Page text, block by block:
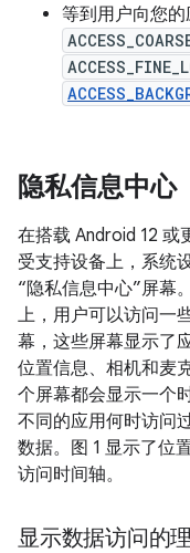
等到用户向您
隐私信息中心
在搭载 Android 12 或
受支持设备上，系统
“隐私信息中心”屏幕
上，用户可以访问一
幕，这些屏幕显示了
位置信息、相机和麦
个屏幕都会显示一个
不同的应用何时访问
数据。图 1 显示了位
访问时间轴。
显示数据访问的